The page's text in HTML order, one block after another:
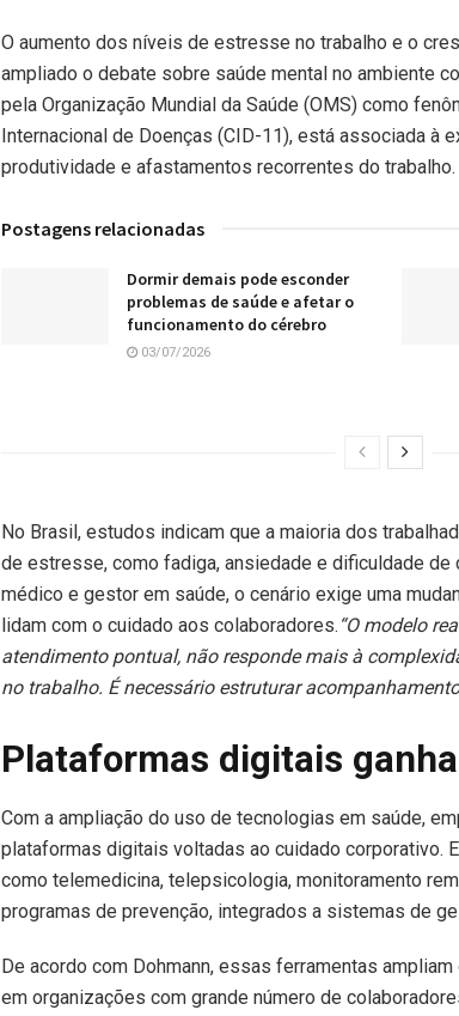
O aumento dos níveis de estresse no trabalho e o
ampliado o debate sobre saúde mental no ambiente
pela Organização Mundial da Saúde (OMS) como
Internacional de Doenças (CID-11), está associada à
produtividade e afastamentos recorrentes do trabalho.
Postagens relacionadas
Dormir demais pode esconder
problemas de saúde e afetar o
funcionamento do cérebro
03/07/2026
No Brasil, estudos indicam que a maioria dos
de estresse, como fadiga, ansiedade e dificuldade de
médico e gestor em saúde, o cenário exige uma
lidam com o cuidado aos colaboradores. “O modelo
atendimento pontual, não responde mais à
no trabalho. É necessário estruturar
Plataformas digitais
Com a ampliação do uso de tecnologias em saúde,
plataformas digitais voltadas ao cuidado corporativo.
como telemedicina, telepsicologia, monitoramento
programas de prevenção, integrados a sistemas de
De acordo com Dohmann, essas ferramentas
em organizações com grande número de